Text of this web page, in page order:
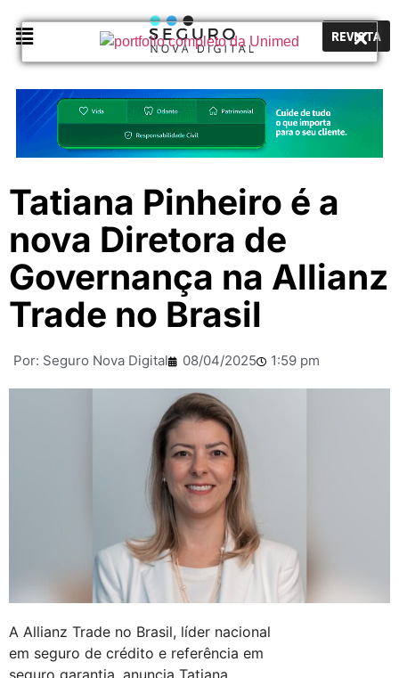
REVISTA
Tatiana Pinheiro é a
nova Diretora de
Governança na Allianz
Trade no Brasil
Por: Seguro Nova Digital 08/04/2025 1:59 pm
A Allianz Trade no Brasil, líder nacional
em seguro de crédito e referência em